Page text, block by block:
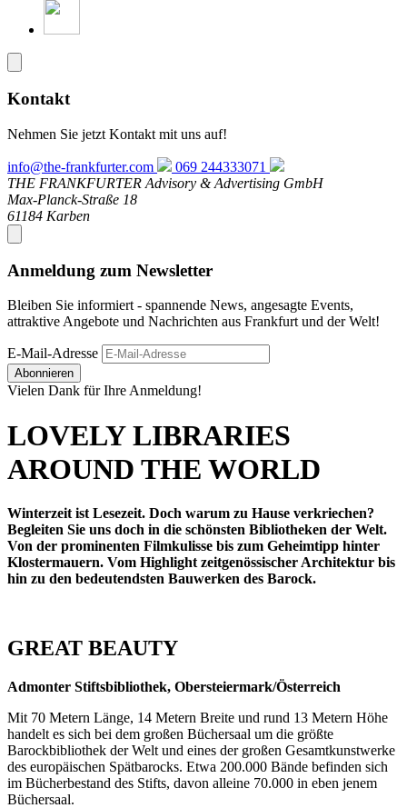
Kontakt
Nehmen Sie jetzt Kontakt mit uns auf!
info@the-frankfurter.com
069 244333071
THE FRANKFURTER Advisory & Advertising GmbH
Max-Planck-Straße 18
61184 Karben
Anmeldung zum Newsletter
Bleiben Sie informiert - spannende News, angesagte Events,
attraktive Angebote und Nachrichten aus Frankfurt und der Welt!
E-Mail-Adresse
Abonnieren
Vielen Dank für Ihre Anmeldung!
LOVELY LIBRARIES
AROUND THE WORLD
Winterzeit ist Lesezeit. Doch warum zu Hause verkriechen?
Begleiten Sie uns doch in die schönsten Bibliotheken der Welt.
Von der prominenten Filmkulisse bis zum Geheimtipp hinter
Klostermauern. Vom Highlight zeitgenössischer Architektur bis
hin zu den bedeutendsten Bauwerken des Barock.
GREAT BEAUTY
Admonter Stiftsbibliothek, Obersteiermark/Österreich
Mit 70 Metern Länge, 14 Metern Breite und rund 13 Metern Höhe
handelt es sich bei dem großen Büchersaal um die größ­te
Barockbibliothek der Welt und eines der großen Gesamt­kunstwerke
des europäischen Spätbarocks. Etwa 200.000 Bände befinden sich
im Bücherbestand des Stifts, davon allei­ne 70.000 in eben jenem
Büchersaal.